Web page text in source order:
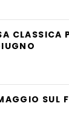
CLASSICA
SUL